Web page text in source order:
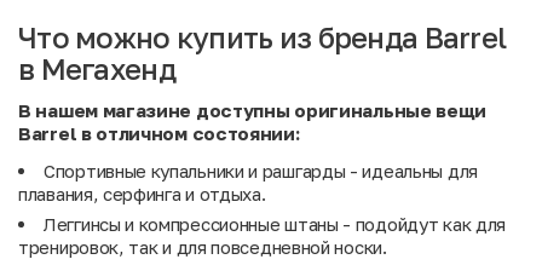
Что можно купить из бренда Barrel
в Мегахенд
В нашем магазине доступны оригинальные вещи
Barrel в отличном состоянии:
Спортивные купальники и рашгарды - идеальны для
плавания, серфинга и отдыха.
Леггинсы и компрессионные штаны - подойдут как для
тренировок, так и для повседневной носки.